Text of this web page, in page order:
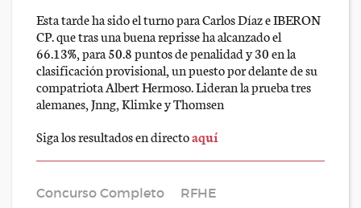
Esta tarde ha sido el turno para Carlos Díaz e IBERON
CP. que tras una buena reprisse ha alcanzado el
66.13%, para 50.8 puntos de penalidad y 30 en la
clasificación provisional, un puesto por delante de su
compatriota Albert Hermoso. Lideran la prueba tres
alemanes, Jnng, Klimke y Thomsen
Siga los resultados en directoaquí
Concurso Completo RFHE